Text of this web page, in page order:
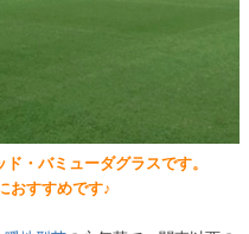
・バミューダグラスです。
おすすめです♪